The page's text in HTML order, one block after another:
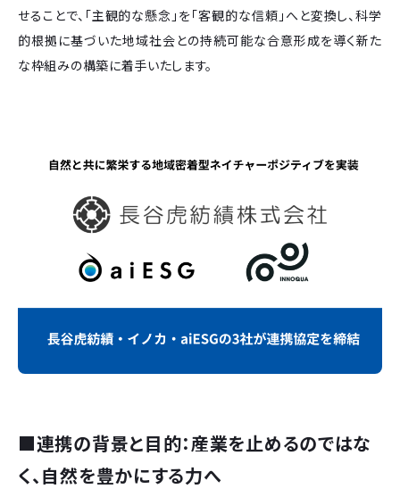
せることで、「主観的な懸念」を「客観的な信頼」へと変換し、科学
的根拠に基づいた地域社会との持続可能な合意形成を導く新た
な枠組みの構築に着手いたします。
■連携の背景と目的：産業を止めるのではな
く、自然を豊かにする力へ